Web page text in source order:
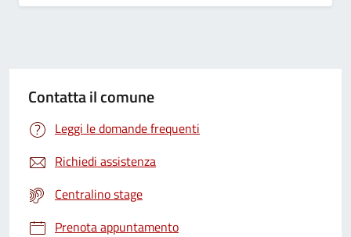
Contatta il comune
Leggi le domande frequenti
Richiedi assistenza
Centralino stage
Prenota appuntamento